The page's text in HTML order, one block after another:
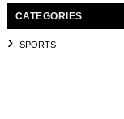
CATEGORIES
SPORTS